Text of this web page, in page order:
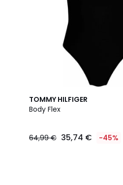
TOMMY HILFIGER
Body Flex
64,99 € 35,74 € -45%